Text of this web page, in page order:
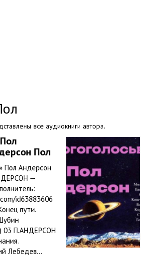
все аудиокниги автора.
Пол
Пол Андерсон
—
id63883606
пути.
03 П.АНДЕРСОН
Лебедев...